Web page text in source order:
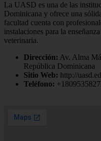
La UASD es una de las
Dominicana y ofrece una
facultad cuenta con
instalaciones para la
veterinaria.
Dirección: Av. Alma
República Dominicana
Sitio Web: http://
Teléfono: